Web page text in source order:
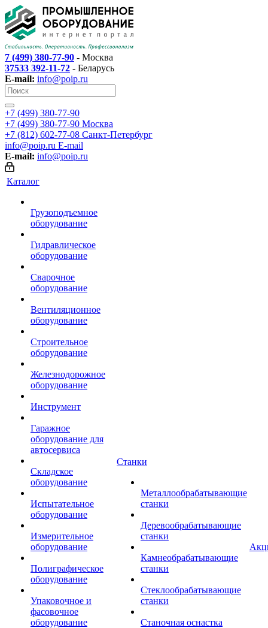
7 (499) 380-77-90 - Москва
37533 392-11-72 - Беларусь
E-mail: info@poip.ru
+7 (499) 380-77-90
+7 (499) 380-77-90 Москва
+7 (812) 602-77-08 Санкт-Петербург
info@poip.ru E-mail
E-mail: info@poip.ru
Каталог
Грузоподъемное
оборудование
Гидравлическое
оборудование
Сварочное
оборудование
Вентиляционное
оборудование
Строительное
оборудование
Железнодорожное
оборудование
Инструмент
Гаражное
оборудование для
автосервиса
Складское
оборудование
Испытательное
оборудование
Измерительное
оборудование
Полиграфическое
оборудование
Упаковочное и
фасовочное
оборудование
Станки
Металлообрабатывающие
станки
Деревообрабатывающие
станки
Камнеобрабатывающие
станки
Стеклообрабатывающие
станки
Станочная оснастка